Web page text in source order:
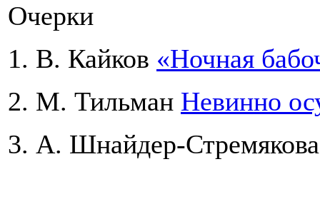
Очерки
1. В. Кайков «Ночная
2. М. Тильман Невинно
3. А. Шнайдер-